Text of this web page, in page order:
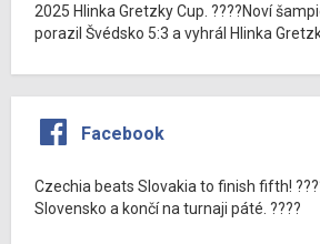
2025 Hlinka Gretzky Cup. ????Noví
porazil Švédsko 5:3 a vyhrál Hlinka
Facebook
Czechia beats Slovakia to finish fifth!
Slovensko a končí na turnaji páté. ????